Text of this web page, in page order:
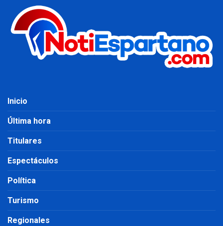
Inicio
Última hora
Titulares
Espectáculos
Política
Turismo
Regionales